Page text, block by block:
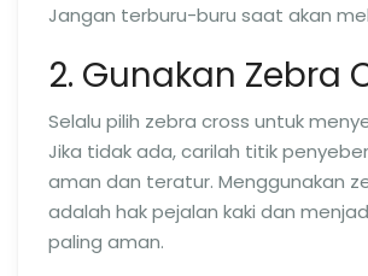
Jangan terburu-buru saat akan
2. Gunakan Zebra
Selalu pilih zebra cross untuk
Jika tidak ada, carilah titik
aman dan teratur. Menggunakan
adalah hak pejalan kaki dan
paling aman.